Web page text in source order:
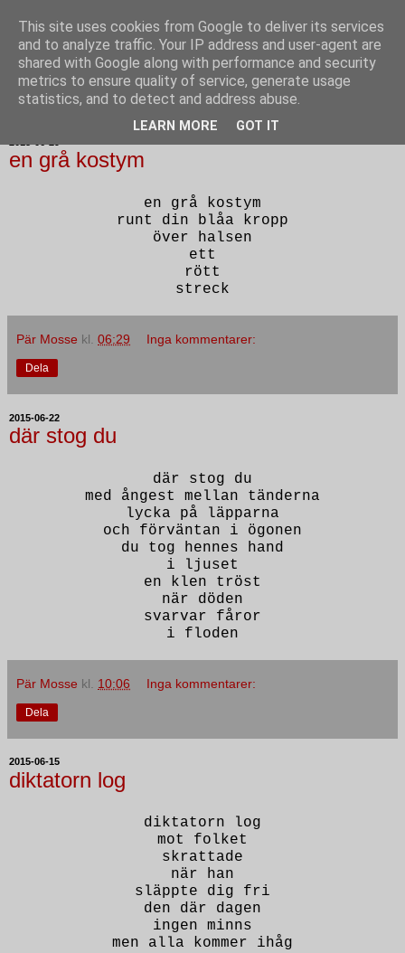
Poesi punkt SE
en grå kostym
en grå kostym
runt din blåa kropp
över halsen
ett
rött
streck
Pär Mosse kl. 06:29 Inga kommentarer:
Dela
2015-06-22
där stog du
där stog du
med ångest mellan tänderna
lycka på läpparna
och förväntan i ögonen
du tog hennes hand
i ljuset
en klen tröst
när döden
svarvar fåror
i floden
Pär Mosse kl. 10:06 Inga kommentarer:
Dela
2015-06-15
diktatorn log
diktatorn log
mot folket
skrattade
när han
släppte dig fri
den där dagen
ingen minns
men alla kommer ihåg
This site uses cookies from Google to deliver its services
and to analyze traffic. Your IP address and user-agent are
shared with Google along with performance and security
metrics to ensure quality of service, generate usage
statistics, and to detect and address abuse.
LEARN MORE GOT IT